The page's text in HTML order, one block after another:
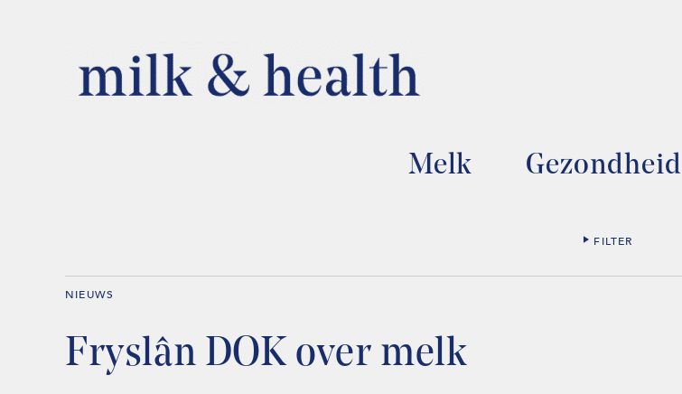
Melk Gezondheid
FILTER
NIEUWS
Fryslân DOK over melk